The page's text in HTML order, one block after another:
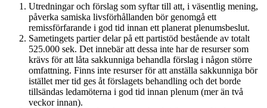
Utredningar och förslag som syftar till att, i väsentlig mening,
påverka samiska livsförhållanden bör genomgå ett
remissförfarande i god tid innan ett planerat plenumsbeslut.
Sametingets partier delar på ett partistöd bestående av totalt
525.000 sek. Det innebär att dessa inte har de resurser som
krävs för att låta sakkunniga behandla förslag i någon större
omfattning. Finns inte resurser för att anställa sakkunniga bör
istället mer tid ges åt förslagets behandling och det borde
tillsändas ledamöterna i god tid innan plenum (mer än två
veckor innan).